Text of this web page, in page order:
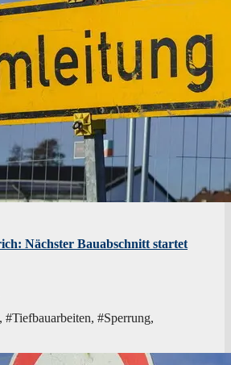
Nächster Bauabschnitt startet
#Sperrung,